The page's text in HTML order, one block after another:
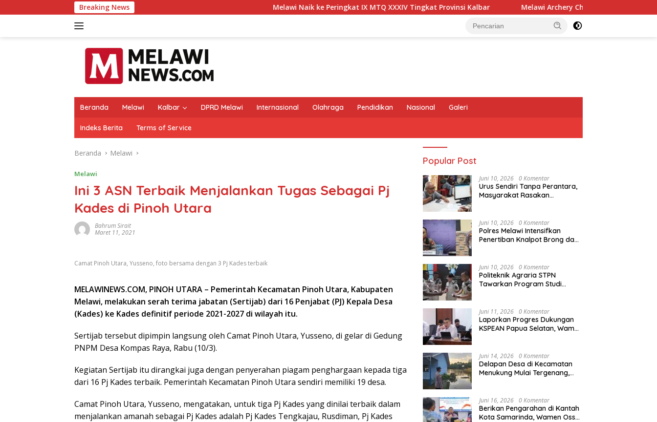
ke
Breaking News Melawi Naik ke Peringkat IX MTQ XXXIV Tingkat Provinsi Kalbar Melawi Archery Championship ke-7 Diikuti 197 Atlet,
Beranda Melawi Kalbar DPRD Melawi Internasional Olahraga Pendidikan Nasional Galeri
Indeks Berita Terms of Service
Beranda Melawi
Melawi
Ini 3 ASN Terbaik Menjalankan Tugas Sebagai Pj
Kades di Pinoh Utara
Bahrum Sirait
Maret 11, 2021
Camat Pinoh Utara, Yusseno, foto bersama dengan 3 Pj Kades terbaik
MELAWINEWS.COM, PINOH UTARA – Pemerintah Kecamatan Pinoh Utara, Kabupaten
Melawi, melakukan serah terima jabatan (Sertijab) dari 16 Penjabat (PJ) Kepala Desa
(Kades) ke Kades definitif periode 2021-2027 di wilayah itu.
Sertijab tersebut dipimpin langsung oleh Camat Pinoh Utara, Yusseno, di gelar di Gedung
PNPM Desa Kompas Raya, Rabu (10/3).
Kegiatan Sertijab itu dirangkai juga dengan penyerahan piagam penghargaan kepada tiga
dari 16 Pj Kades terbaik. Pemerintah Kecamatan Pinoh Utara sendiri memiliki 19 desa.
Camat Pinoh Utara, Yusseno, mengatakan, untuk tiga Pj Kades yang dinilai terbaik dalam
menjalankan amanah sebagai Pj Kades adalah Pj Kades Tengkajau, Rusdiman, Pj Kades
Popular Post
Juni 10, 2026 0 Komentar
Urus Sendiri Tanpa Perantara,
Masyarakat Rasakan
Juni 10, 2026 0 Komentar
Polres Melawi Intensifkan
Penertiban Knalpot Brong dan
Juni 10, 2026 0 Komentar
Politeknik Agraria STPN
Tawarkan Program Studi
Juni 11, 2026 0 Komentar
Laporkan Progres Dukungan
KSPEAN Papua Selatan, Wamen
Nasional
Juni 14, 2026 0 Komentar
Delapan Desa di Kecamatan
Menukung Mulai Tergenang,
Juni 16, 2026 0 Komentar
Berikan Pengarahan di Kantah
Kota Samarinda, Wamen Ossy: